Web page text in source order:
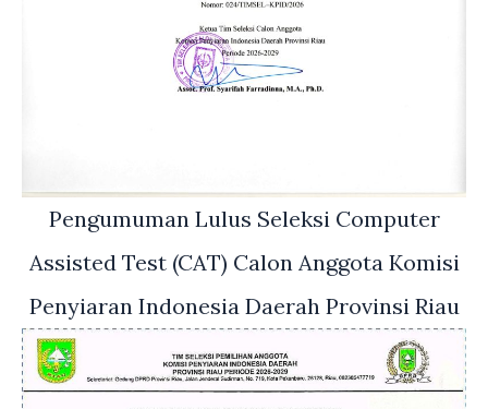
Pengumuman Lulus Seleksi Computer
Assisted Test (CAT) Calon Anggota Komisi
Penyiaran Indonesia Daerah Provinsi Riau